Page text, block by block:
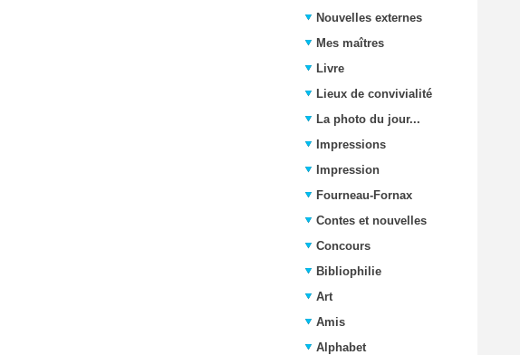
Nouvelles externes
Mes maîtres
Livre
Lieux de convivialité
La photo du jour...
Impressions
Impression
Fourneau-Fornax
Contes et nouvelles
Concours
Bibliophilie
Art
Amis
Alphabet